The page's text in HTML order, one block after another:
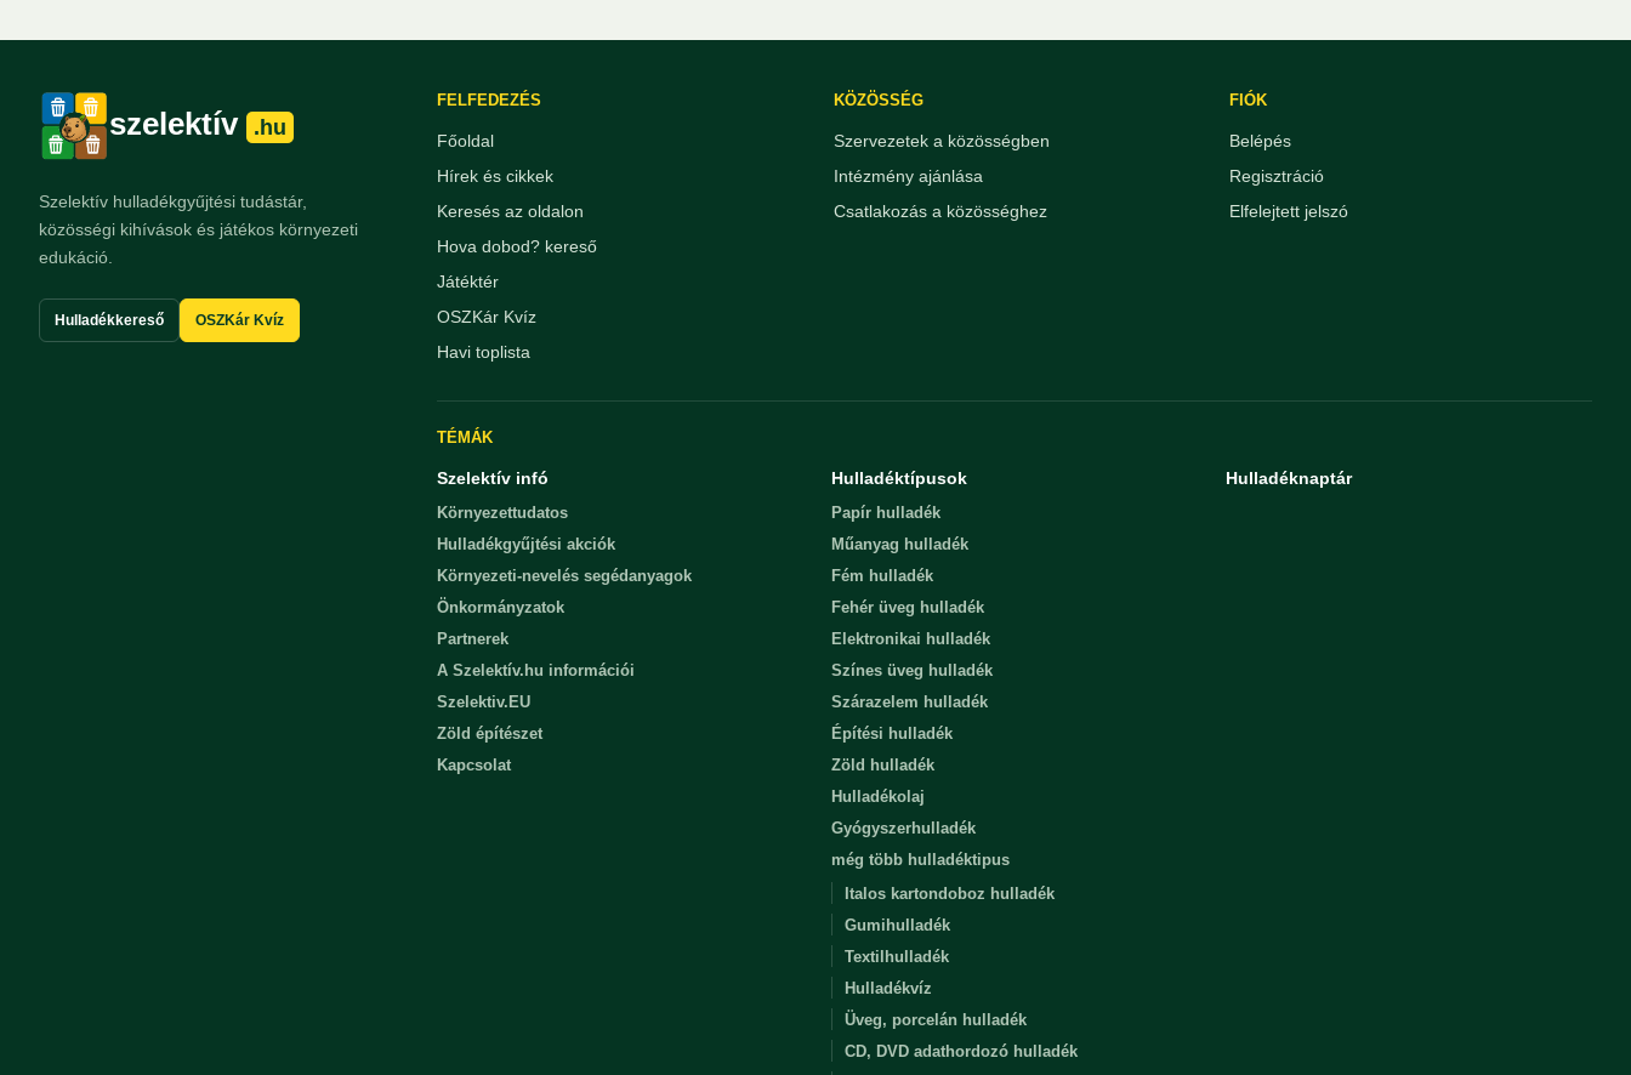
szelektív .hu
Szelektív hulladékgyűjtési tudástár,
közösségi kihívások és játékos környezeti
edukáció.
Hulladékkereső OSZKár Kvíz
FELFEDEZÉS
Főoldal
Hírek és cikkek
Keresés az oldalon
Hova dobod? kereső
Játéktér
OSZKár Kvíz
Havi toplista
KÖZÖSSÉG
Szervezetek a közösségben
Intézmény ajánlása
Csatlakozás a közösséghez
FIÓK
Belépés
Regisztráció
Elfelejtett jelszó
TÉMÁK
Szelektív infó
Környezettudatos
Hulladékgyűjtési akciók
Környezeti-nevelés segédanyagok
Önkormányzatok
Partnerek
A Szelektív.hu információi
Szelektiv.EU
Zöld építészet
Kapcsolat
Hulladéktípusok
Papír hulladék
Műanyag hulladék
Fém hulladék
Fehér üveg hulladék
Elektronikai hulladék
Színes üveg hulladék
Szárazelem hulladék
Építési hulladék
Zöld hulladék
Hulladékolaj
Gyógyszerhulladék
még több hulladéktipus
Italos kartondoboz hulladék
Gumihulladék
Textilhulladék
Hulladékvíz
Üveg, porcelán hulladék
CD, DVD adathordozó hulladék
Hulladéknaptár